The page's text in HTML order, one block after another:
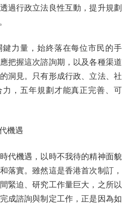
過行政立法良性互動，提升規劃
力量，始終落在每位市民的手
把握這次諮詢期，以及各種渠道
洞見。只有形成行政、立法、社
，五年規劃才能真正完善、可
機遇
機遇，以時不我待的精神面貌
落實。雖然這是香港首次制訂，
緊迫、研究工作量巨大，之所以
成諮詢與制定工作，正是因為如